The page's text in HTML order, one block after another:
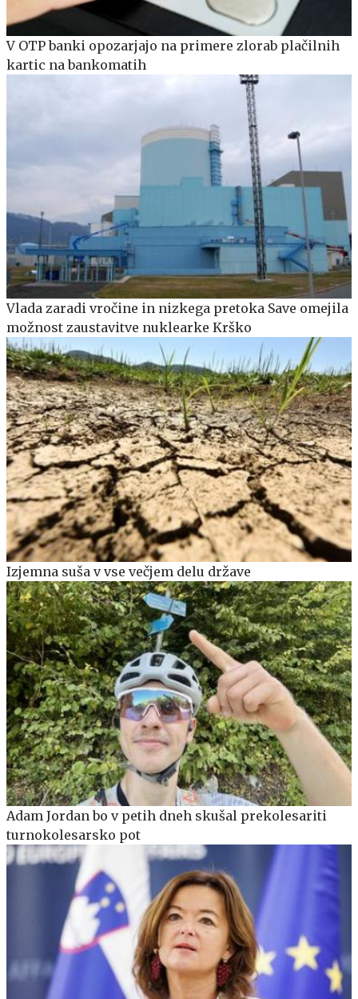
V OTP banki opozarjajo na primere zlorab plačilnih
kartic na bankomatih
Vlada zaradi vročine in nizkega pretoka Save omejila
možnost zaustavitve nuklearke Krško
Izjemna suša v vse večjem delu države
Adam Jordan bo v petih dneh skušal prekolesariti
turnokolesarsko pot